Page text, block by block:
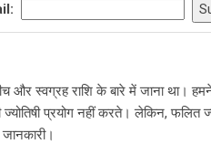
और स्वग्रह राशि के बारे में जाना था।
प्रयोग नहीं करते। लेकिन, फलित